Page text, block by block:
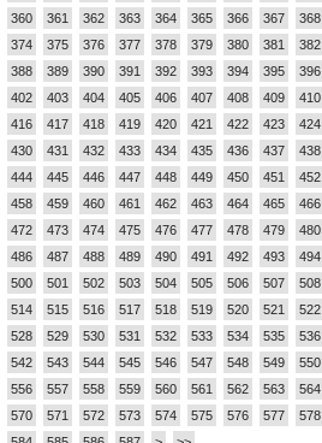
360
361 362 363 364 365 366 367 368
374
375 376 377 378 379 380 381 382
388
389 390 391 392 393 394 395 396
402
403 404 405 406 407 408 409 410
416
417 418 419 420 421 422 423 424
430
431 432 433 434 435 436 437 438
444
445 446 447 448 449 450 451 452
458
459 460 461 462 463 464 465 466
472
473 474 475 476 477 478 479 480
486
487 488 489 490 491 492 493 494
500
501 502 503 504 505 506 507 508
514
515 516 517 518 519 520 521 522
528
529 530 531 532 533 534 535 536
542
543 544 545 546 547 548 549 550
556
557 558 559 560 561 562 563 564
570
571 572 573 574 575 576 577 578